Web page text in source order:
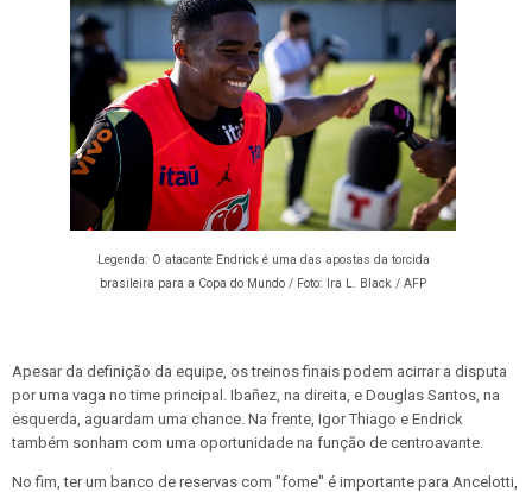
Legenda: O atacante Endrick é uma das apostas da torcida
brasileira para a Copa do Mundo / Foto: Ira L. Black / AFP
Apesar da definição da equipe, os treinos finais podem acirrar a disputa
por uma vaga no time principal. Ibañez, na direita, e Douglas Santos, na
esquerda, aguardam uma chance. Na frente, Igor Thiago e Endrick
também sonham com uma oportunidade na função de centroavante.
No fim, ter um banco de reservas com "fome" é importante para Ancelotti,